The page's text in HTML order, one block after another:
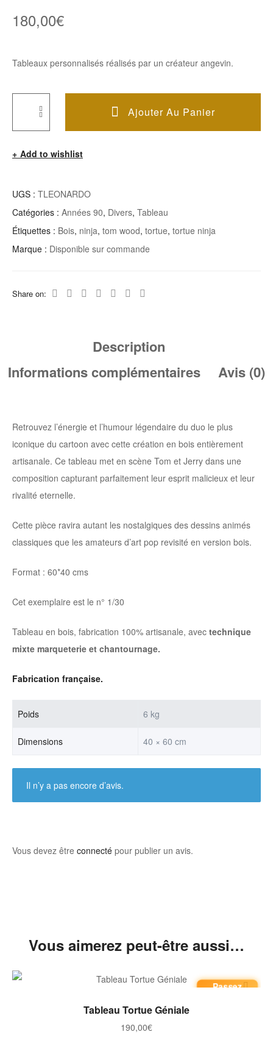
180,00€
Tableaux personnalisés réalisés par un créateur angevin.
Quantité
Tableau
&
Ajouter Au Panier
Add to wishlist
UGS : TLEONARDO
Catégories : Années 90, Divers, Tableau
Étiquettes : Bois, ninja, tom wood, tortue, tortue ninja
Marque : Disponible sur commande
Share on:
Description
Informations complémentaires
Avis (0)
Retrouvez l’énergie et l’humour légendaire du duo le plus
iconique du cartoon avec cette création en bois entièrement
artisanale. Ce tableau met en scène Tom et Jerry dans une
composition capturant parfaitement leur esprit malicieux et leur
rivalité eternelle.
Cette pièce ravira autant les nostalgiques des dessins animés
classiques que les amateurs d’art pop revisité en version bois.
Format : 60*40 cms
Cet exemplaire est le n° 1/30
Tableau en bois, fabrication 100% artisanale, avec technique
mixte marqueterie et chantournage.
Fabrication française.
Poids 6 kg
Dimensions 40 × 60 cm
Il n’y a pas encore d’avis.
Vous devez être connecté pour publier un avis.
Vous aimerez peut-être aussi…
Passez
AJOUTER AU PANIER
Tableau Tortue Géniale
190,00€